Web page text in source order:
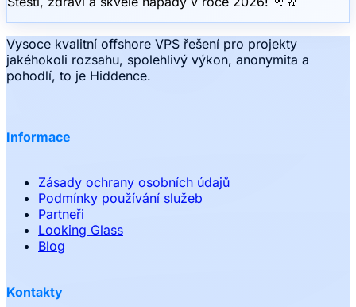
Vysoce kvalitní offshore VPS řešení pro projekty
jakéhokoli rozsahu, spolehlivý výkon, anonymita a
pohodlí, to je Hiddence.
Informace
Zásady ochrany osobních údajů
Podmínky používání služeb
Partneři
Looking Glass
Blog
Kontakty